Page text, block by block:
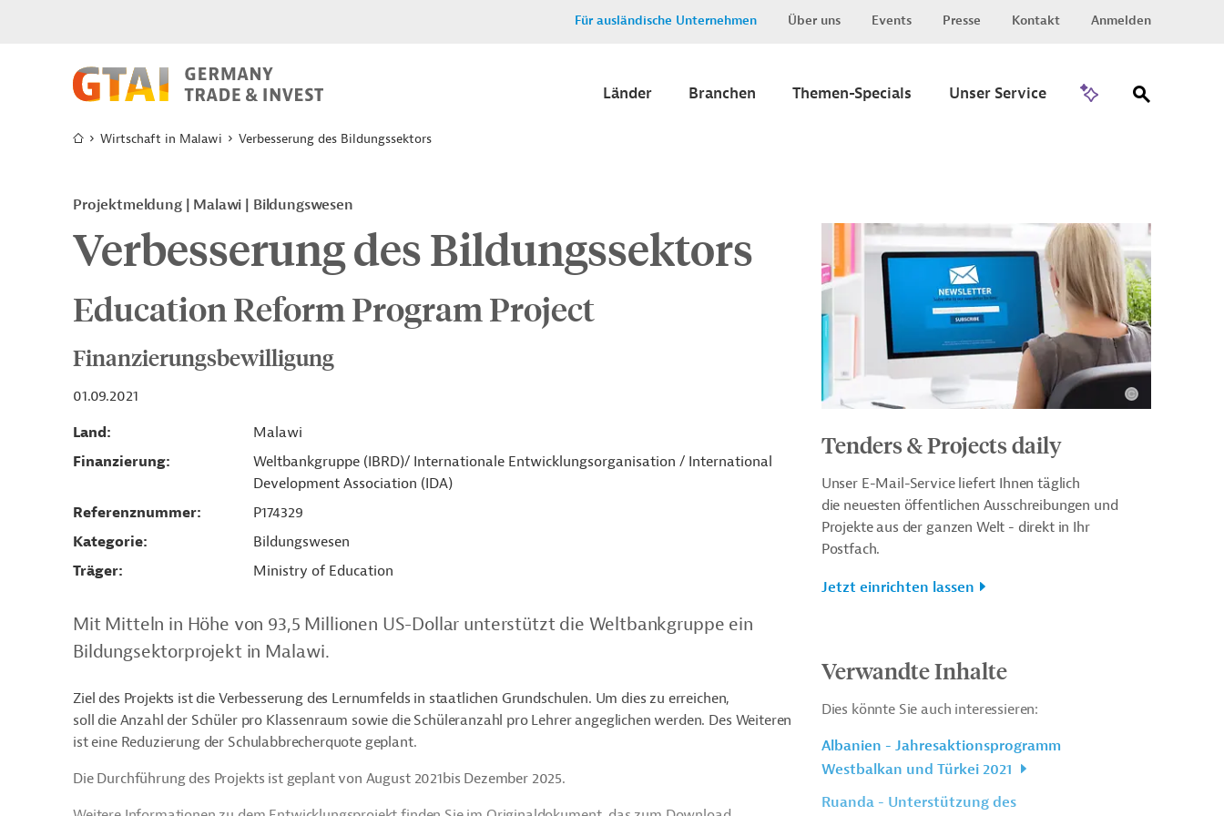
Für ausländische Unternehmen Über uns Events Presse Kontakt Anmelden
Länder Branchen Themen-Specials Unser Service
Wirtschaft in Malawi Verbesserung des Bildungssektors
Projektmeldung Malawi Bildungswesen
Verbesserung des Bildungssektors
Education Reform Program Project
Finanzierungsbewilligung
01.09.2021
Land
Malawi
Finanzierung
Weltbankgruppe (IBRD)/ Internationale Entwicklungsorganisation / International
Development Association (IDA)
Referenznummer
P174329
Kategorie
Bildungswesen
Träger
Ministry of Education
Mit Mitteln in Höhe von 93,5 Millionen US-Dollar unterstützt die Weltbankgruppe ein
Bildungsektorprojekt in Malawi.
Ziel des Projekts ist die Verbesserung des Lernumfelds in staatlichen Grundschulen. Um dies zu erreichen,
soll die Anzahl der Schüler pro Klassenraum sowie die Schüleranzahl pro Lehrer angeglichen werden. Des Weiteren
ist eine Reduzierung der Schulabbrecherquote geplant.
Die Durchführung des Projekts ist geplant von August 2021bis Dezember 2025.
Tenders & Projects daily
Unser E-Mail-Service liefert Ihnen täglich
die neuesten öffentlichen Ausschreibungen und
Projekte aus der ganzen Welt - direkt in Ihr
Postfach.
Jetzt einrichten lassen
Verwandte Inhalte
Dies könnte Sie auch interessieren:
Albanien - Jahresaktionsprogramm
Westbalkan und Türkei 2021
Ruanda - Unterstützung des